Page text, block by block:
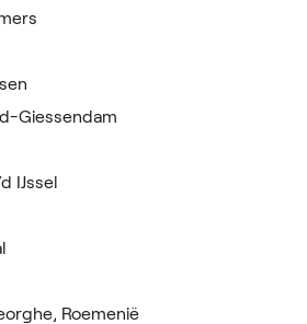
Giessendam
IJssel
Roemenië